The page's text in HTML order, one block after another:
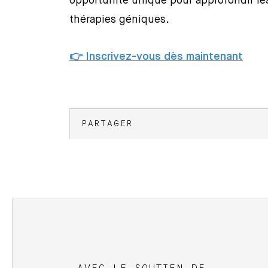
thérapies géniques.
👉 Inscrivez-vous dès maintenant
PARTAGER